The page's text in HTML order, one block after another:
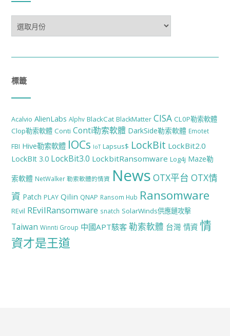
整
標籤
Acalvio AlienLabs Alphv BlackCat BlackMatter CISA CL0P勒索軟體
Clop勒索軟體 Conti Conti勒索軟體 DarkSide勒索軟體 Emotet
FBI Hive勒索軟體 IOCs IoT Lapsus$ LockBit LockBit2.0
LockBIt 3.0 LockBit3.0 LockbitRansomware Log4j Maze勒
索軟體 NetWalker 勒索軟體的情資 News OTX平台 OTX情
資 Patch PLAY Qilin QNAP Ransom Hub Ransomware
REvil REvilRansomware snatch SolarWinds供應鏈攻擊
Taiwan Winnti Group 中國APT駭客 勒索軟體 台灣 情資 情
資才是王道